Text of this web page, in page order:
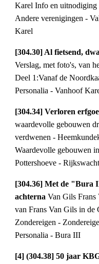
Karel Info en uitnodiging
Andere verenigingen -
Karel
[304.30] Al fietsend,
Verslag, met foto's, van
Deel 1:Vanaf de
Personalia - Vanhoof
[304.34] Verloren
waardevolle gebouwen
verdwenen -
Waardevolle gebouwen
Pottershoeve -
[304.36] Met de "Bura
achterna Van Gils Frans
van Frans Van Gils in de
Zondereigen -
Personalia - Bura III
[4] (304.38] 50 jaar